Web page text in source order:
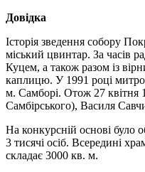
Довідка
Історія зведення собору
міський цвинтар. За часів
Куцем, а також разом із
каплицю. У 1991 році
м. Самборі. Отож 27 квітня
Самбірського), Василя
На конкурсній основі
3 тисячі осіб. Всередині
складає 3000 кв. м.